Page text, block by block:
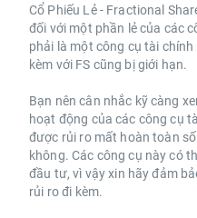
Cổ Phiếu Lẻ - Fractional
đối với một phần lẻ của các
phải là một công cụ tài
kèm với FS cũng bị giới hạn.
Bạn nên cân nhắc kỹ càng
hoạt động của các công cụ
được rủi ro mất hoàn toàn
không. Các công cụ này có
đầu tư, vì vậy xin hãy đảm
rủi ro đi kèm.